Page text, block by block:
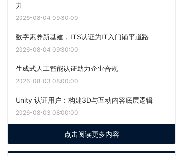
力
2026-08-04 09:30:00
数字素养新基建，ITS认证为IT入门铺平道路
2026-08-04 09:30:00
生成式人工智能认证助力企业合规
2026-08-03 08:00:00
Unity 认证用户：构建3D与互动内容底层逻辑
2026-08-03 08:00:00
点击阅读更多内容